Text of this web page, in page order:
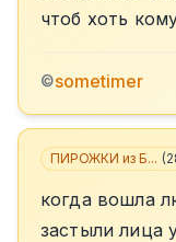
чтоб хоть
©sometimer
ПИРОЖКИ из Б... (
когда вошла
застыли лица